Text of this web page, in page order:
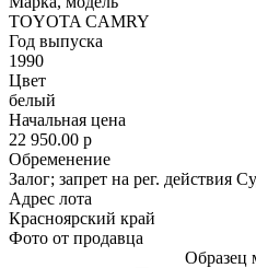
TOYOTA CAMRY
Год выпуска
1990
Цвет
белый
Начальная цена
22 950.00 p
Обременение
Залог; запрет на рег. действия
Адрес лота
Красноярский край
Фото от продавца
Образец